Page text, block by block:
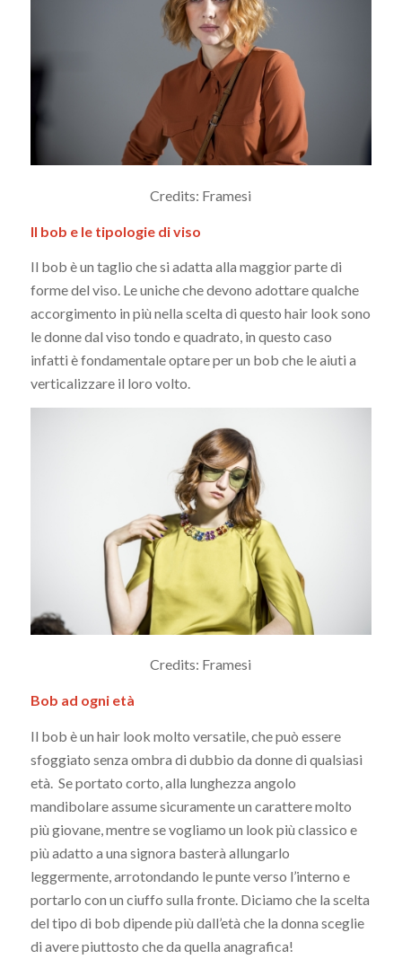
Credits: Framesi
Il bob e le tipologie di viso
Il bob è un taglio che si adatta alla maggior parte di
forme del viso. Le uniche che devono adottare qualche
accorgimento in più nella scelta di questo hair look sono
le donne dal viso tondo e quadrato, in questo caso
infatti è fondamentale optare per un bob che le aiuti a
verticalizzare il loro volto.
Credits: Framesi
Bob ad ogni età
Il bob è un hair look molto versatile, che può essere
sfoggiato senza ombra di dubbio da donne di qualsiasi
età. Se portato corto, alla lunghezza angolo
mandibolare assume sicuramente un carattere molto
più giovane, mentre se vogliamo un look più classico e
più adatto a una signora basterà allungarlo
leggermente, arrotondando le punte verso l’interno e
portarlo con un ciuffo sulla fronte. Diciamo che la scelta
del tipo di bob dipende più dall’età che la donna sceglie
di avere piuttosto che da quella anagrafica!